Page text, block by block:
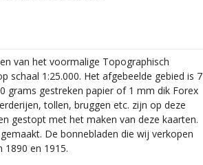
van het voormalige Topographisch
schaal 1:25.000. Het afgebeelde gebied is 7
grams gestreken papier of 1 mm dik Forex
tollen, bruggen etc. zijn op deze
gestopt met het maken van deze kaarten.
De bonnebladen die wij verkopen
1890 en 1915.